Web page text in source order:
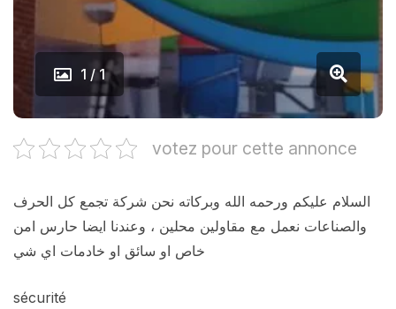
1 / 1
votez pour cette annonce
السلام عليكم ورحمه الله وبركاته نحن شركة تجمع كل الحرف
والصناعات نعمل مع مقاولين محلين ، وعندنا ايضا حارس امن
خاص او سائق او خادمات اي شي
sécurité